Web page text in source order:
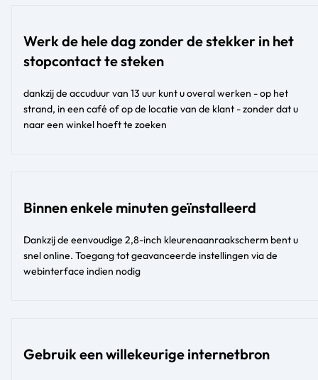
Werk de hele dag zonder de stekker in het
stopcontact te steken
dankzij de accuduur van 13 uur kunt u overal werken - op het
strand, in een café of op de locatie van de klant - zonder dat u
naar een winkel hoeft te zoeken
Binnen enkele minuten geïnstalleerd
Dankzij de eenvoudige 2,8-inch kleurenaanraakscherm bent u
snel online. Toegang tot geavanceerde instellingen via de
webinterface indien nodig
Gebruik een willekeurige internetbron